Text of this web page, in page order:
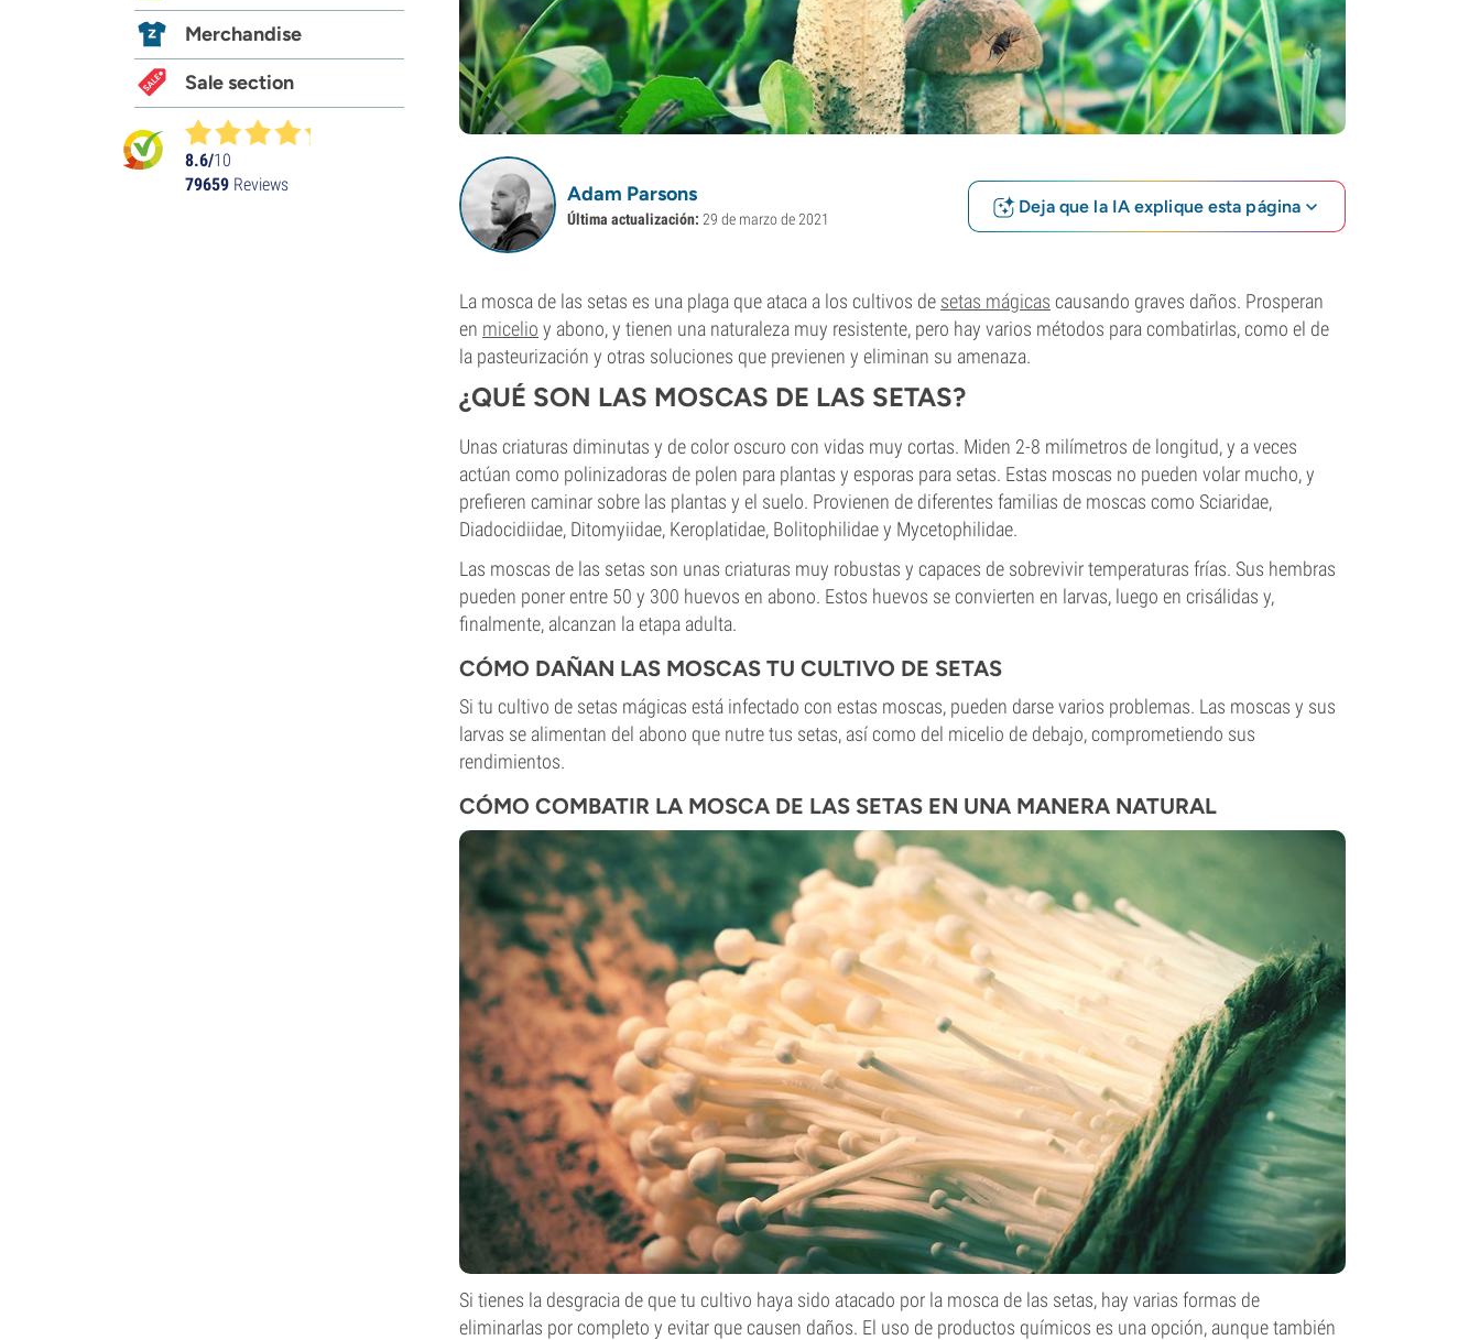
Adam Parsons
Última actualización: 29 de marzo de 2021
Deja que la IA explique esta página
La mosca de las setas es una plaga que ataca a los cultivos de setas mágicas causando graves daños. Prosperan
en micelio y abono, y tienen una naturaleza muy resistente, pero hay varios métodos para combatirlas, como el de
la pasteurización y otras soluciones que previenen y eliminan su amenaza.
¿QUÉ SON LAS MOSCAS DE LAS SETAS?
Unas criaturas diminutas y de color oscuro con vidas muy cortas. Miden 2-8 milímetros de longitud, y a veces
actúan como polinizadoras de polen para plantas y esporas para setas. Estas moscas no pueden volar mucho, y
prefieren caminar sobre las plantas y el suelo. Provienen de diferentes familias de moscas como Sciaridae,
Diadocidiidae, Ditomyiidae, Keroplatidae, Bolitophilidae y Mycetophilidae.
Las moscas de las setas son unas criaturas muy robustas y capaces de sobrevivir temperaturas frías. Sus hembras
pueden poner entre 50 y 300 huevos en abono. Estos huevos se convierten en larvas, luego en crisálidas y,
finalmente, alcanzan la etapa adulta.
CÓMO DAÑAN LAS MOSCAS TU CULTIVO DE SETAS
Si tu cultivo de setas mágicas está infectado con estas moscas, pueden darse varios problemas. Las moscas y sus
larvas se alimentan del abono que nutre tus setas, así como del micelio de debajo, comprometiendo sus
rendimientos.
CÓMO COMBATIR LA MOSCA DE LAS SETAS EN UNA MANERA NATURAL
Si tienes la desgracia de que tu cultivo haya sido atacado por la mosca de las setas, hay varias formas de
eliminarlas por completo y evitar que causen daños. El uso de productos químicos es una opción, aunque también
Merchandise
Sale section
8.6/10
79659 Reviews